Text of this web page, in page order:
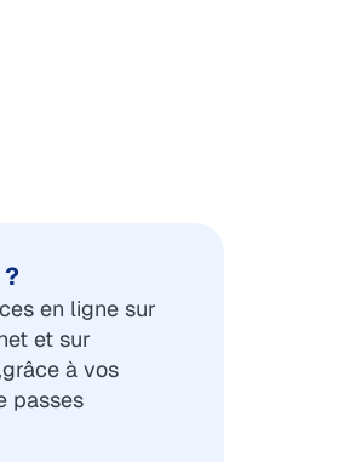
en ligne sur
et sur
à vos
passes